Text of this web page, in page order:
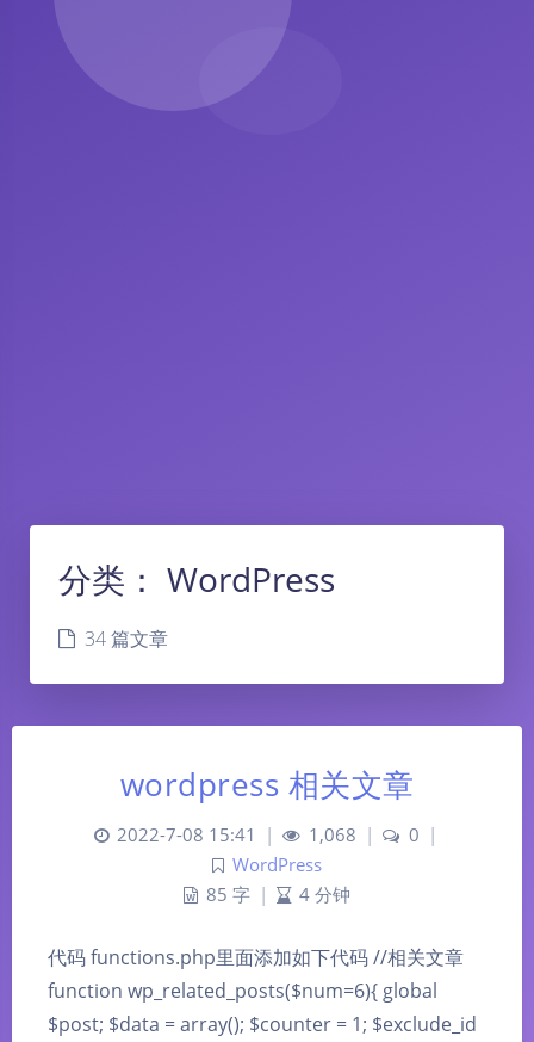
分类： WordPress
34 篇文章
wordpress 相关文章
2022-7-08 15:41 | 1,068 | 0 |
WordPress
85 字 | 4 分钟
代码 functions.php里面添加如下代码 //相关文章
function wp_related_posts($num=6){ global
$post; $data = array(); $counter = 1; $exclude_id